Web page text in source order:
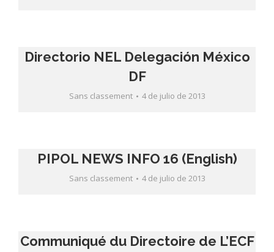
Directorio NEL Delegación México
DF
Sans classement 4 de julio de 2013
PIPOL NEWS INFO 16 (English)
Sans classement 4 de julio de 2013
Communiqué du Directoire de L’ECF